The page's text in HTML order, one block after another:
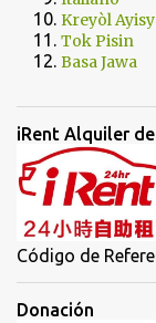
Kreyòl
Tok Pisin
Basa Jawa
iRent Alquiler
Código de
Donación